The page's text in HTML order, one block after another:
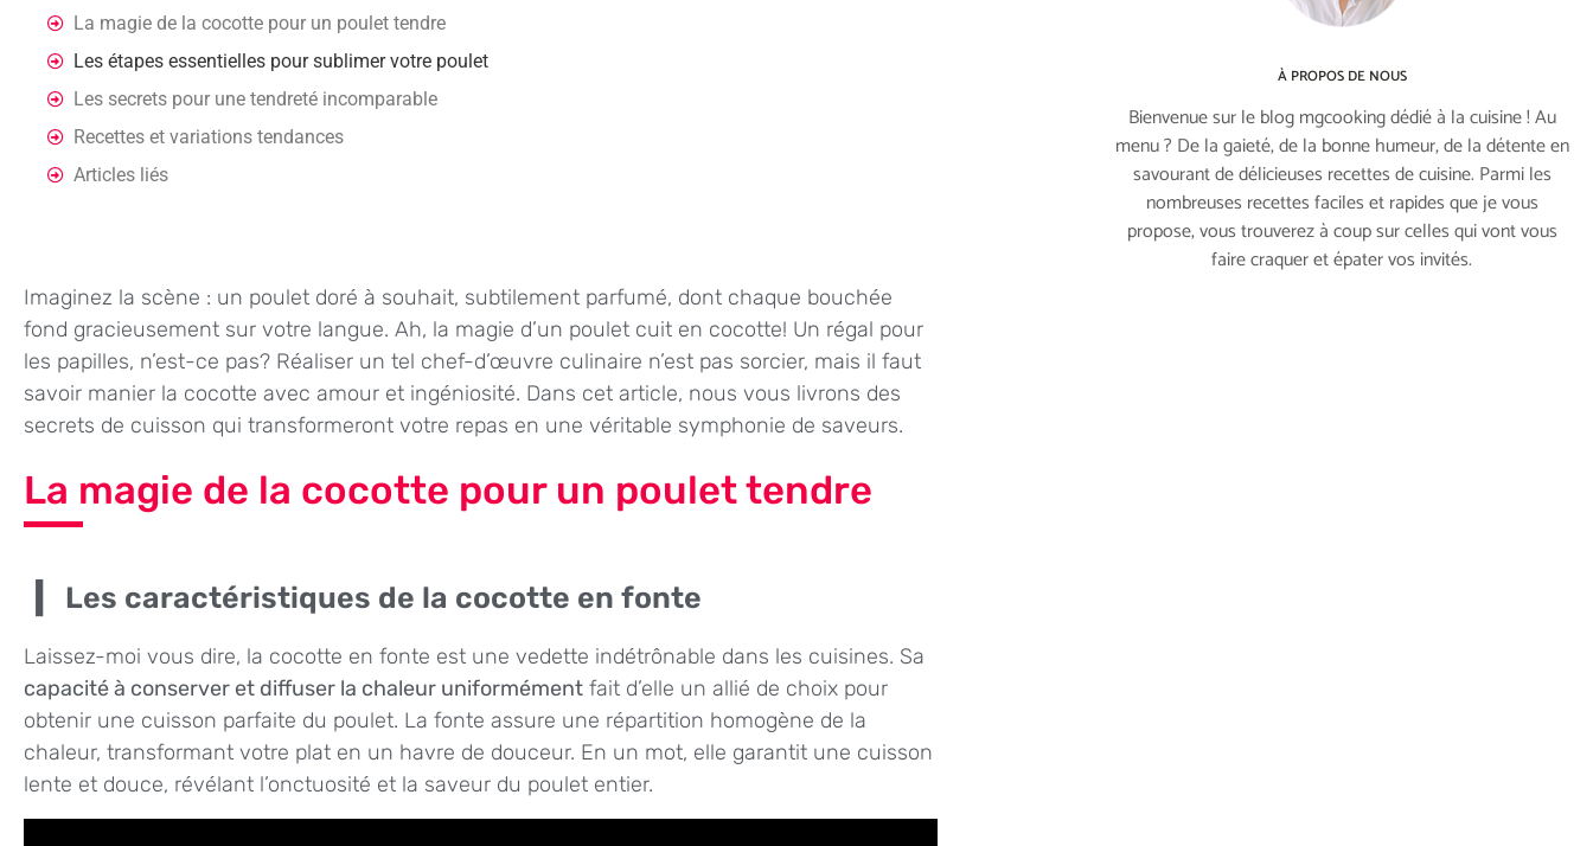
La magie de la cocotte pour un poulet tendre
Les étapes essentielles pour sublimer votre poulet
Les secrets pour une tendreté incomparable
Recettes et variations tendances
Articles liés
Imaginez la scène : un poulet doré à souhait, subtilement parfumé, dont chaque bouchée
fond gracieusement sur votre langue. Ah, la magie d’un poulet cuit en cocotte! Un régal pour
les papilles, n’est-ce pas? Réaliser un tel chef-d’œuvre culinaire n’est pas sorcier, mais il faut
savoir manier la cocotte avec amour et ingéniosité. Dans cet article, nous vous livrons des
secrets de cuisson qui transformeront votre repas en une véritable symphonie de saveurs.
La magie de la cocotte pour un poulet tendre
Les caractéristiques de la cocotte en fonte
Laissez-moi vous dire, la cocotte en fonte est une vedette indétrônable dans les cuisines. Sa
capacité à conserver et diffuser la chaleur uniformément fait d’elle un allié de choix pour
obtenir une cuisson parfaite du poulet. La fonte assure une répartition homogène de la
chaleur, transformant votre plat en un havre de douceur. En un mot, elle garantit une cuisson
lente et douce, révélant l’onctuosité et la saveur du poulet entier.
À PROPOS DE NOUS
Bienvenue sur le blog mgcooking dédié à la cuisine ! Au
menu ? De la gaieté, de la bonne humeur, de la détente en
savourant de délicieuses recettes de cuisine. Parmi les
nombreuses recettes faciles et rapides que je vous
propose, vous trouverez à coup sur celles qui vont vous
faire craquer et épater vos invités.